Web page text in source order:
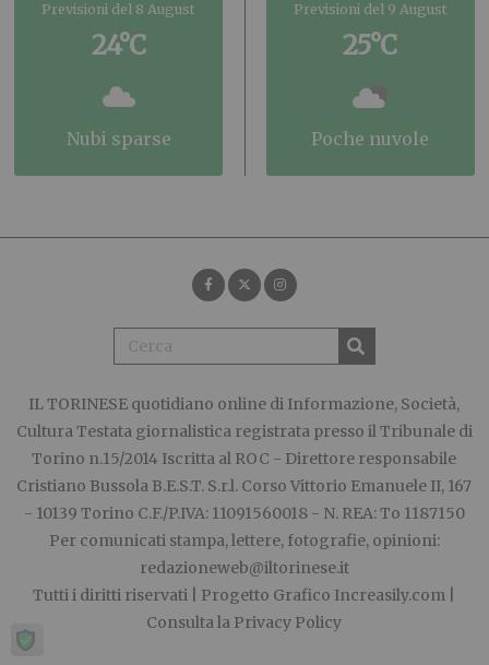
Previsioni del 8 August
24°C
nubi sparse
Previsioni del 9 August
25°C
poche nuvole
IL TORINESE quotidiano online di Informazione, Società,
Cultura Testata giornalistica registrata presso il Tribunale di
Torino n.15/2014 Iscritta al ROC - Direttore responsabile
Cristiano Bussola B.E.S.T. S.r.l. Corso Vittorio Emanuele II, 167
- 10139 Torino C.F./P.IVA: 11091560018 - N. REA: To 1187150
Per comunicati stampa, lettere, fotografie, opinioni:
redazioneweb@iltorinese.it
Tutti i diritti riservati | Progetto Grafico Increasily.com
Consulta la Privacy Policy